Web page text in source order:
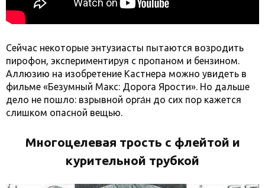
Сейчас некоторые энтузиасты пытаются возродить
пирофон, экспериментируя с пропаном и бензином.
Аллюзию на изобретение Кастнера можно увидеть в
фильме «Безумный Макс: Дорога Ярости». Но дальше
дело не пошло: взрывной орга́н до сих пор кажется
слишком опасной вещью.
Многоцелевая трость с флейтой и
курительной трубкой